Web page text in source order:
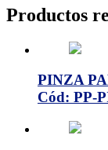
Productos
PINZA
Cód: PP-